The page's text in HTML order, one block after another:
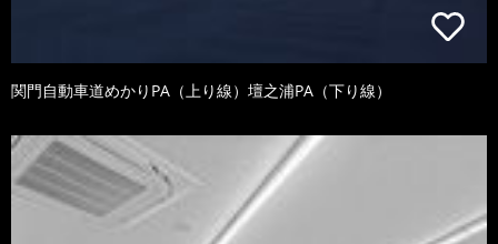
関門自動車道めかりPA（上り線）壇之浦PA（下り線）